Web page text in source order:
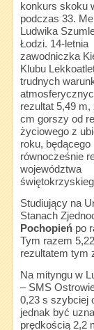
konkurs skoku
podczas 33.
Ludwika
Łodzi. 14-letnia
zawodniczka
Klubu
trudnych
rezultat 5,49 m,
cm gorszy od
życiowego z
roku, będącego
równocześnie
województwa
Studiujący na
Stanach
Pochopieńpo
Tym razem
rezultatem tym
Na mityngu w
– SMS
0,23 s szybciej
jednak być
prędkością 2,2